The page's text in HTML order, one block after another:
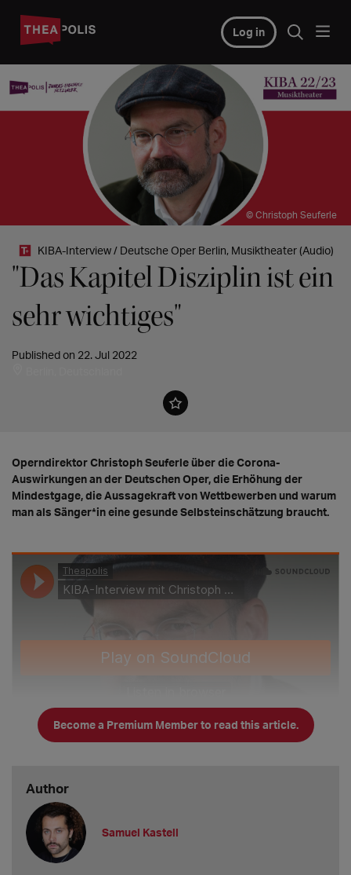
Log in
© Christoph Seuferle
KIBA-Interview / Deutsche Oper Berlin, Musiktheater (Audio)
"Das Kapitel Disziplin ist ein
sehr wichtiges"
Published on 22. Jul 2022
Operndirektor Christoph Seuferle über die Corona-
Auswirkungen an der Deutschen Oper, die Erhöhung der
Mindestgage, die Aussagekraft von Wettbewerben und warum
man als Sänger*in eine gesunde Selbsteinschätzung braucht.
Become a Premium Member to read this article.
Author
Samuel Kastell